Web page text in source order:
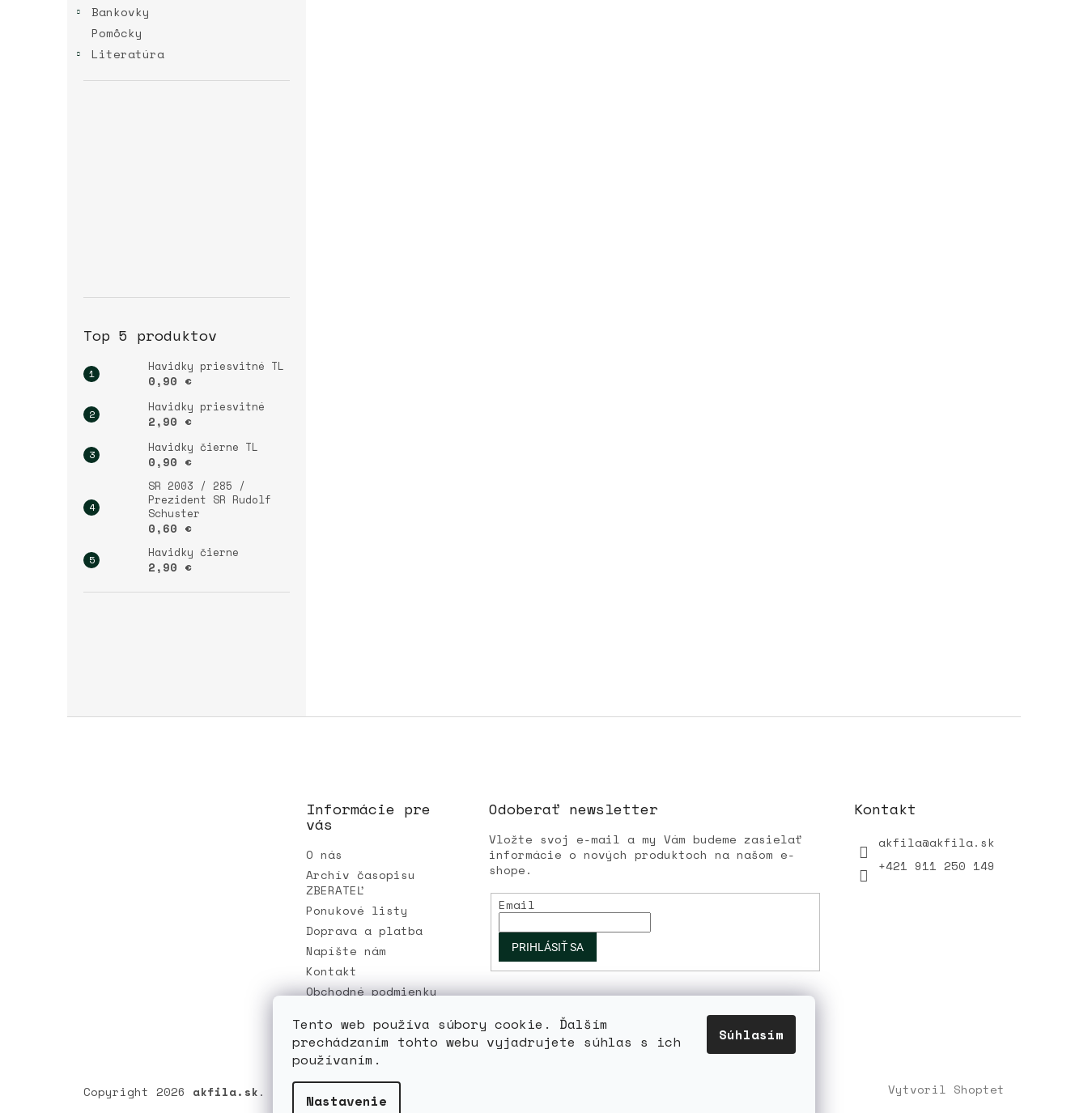
Tento web používa súbory cookie. Ďalším
prechádzaním tohto webu vyjadrujete súhlas s ich
používaním.
Nastavenie
Súhlasím
Bankovky
Pomôcky
Literatúra
Top 5 produktov
Havidky priesvitné TL
0,90 €
Havidky priesvitné
2,90 €
Havidky čierne TL
0,90 €
SR 2003 / 285 /
Prezident SR Rudolf
Schuster
0,60 €
Havidky čierne
2,90 €
Informácie pre
vás
O nás
Archív časopisu
ZBERATEĽ
Ponukové listy
Doprava a platba
Napíšte nám
Kontakt
Obchodné podmienky
údajov
Odoberať newsletter
Vložte svoj e-mail a my Vám budeme zasielať
informácie o nových produktoch na našom e-
shope.
Email
PRIHLÁSIŤ SA
Kontakt
akfila@akfila.sk
+421 911 250 149
Vytvoril Shoptet
Copyright 2026 akfila.sk. Všetky práva vyhradené.